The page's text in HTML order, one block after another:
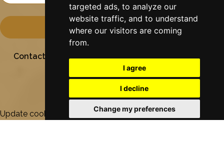
targeted ads, to analyze our
website traffic, and to understand
where our visitors are coming
from.
I agree
I decline
Change my preferences
Contact Stichting SielesâltPrivacyColofon
Update cookies preferences